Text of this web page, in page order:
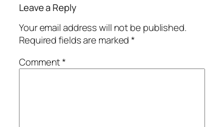
Leave a Reply
Your email address will not be published.
Required fields are marked*
Comment*